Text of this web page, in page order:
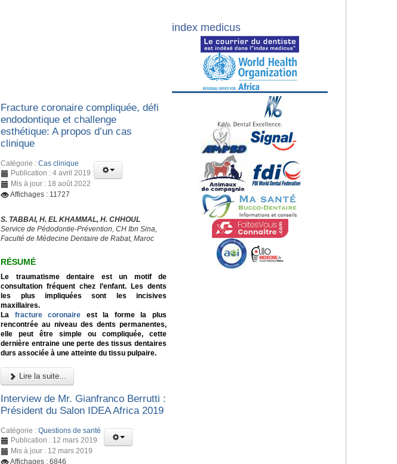
Fracture coronaire compliquée, défi
endodontique et challenge
esthétique: A propos d’un cas
clinique
Catégorie :Cas clinique
Publication : 4 avril 2019
Mis à jour : 18 août 2022
Affichages : 11727
S. TABBAI, H. EL KHAMMAL, H. CHHOUL
Service de Pédodontie-Prévention, CH Ibn Sina,
Faculté de Médecine Dentaire de Rabat, Maroc
RÉSUMÉ
Le traumatisme dentaire est un motif de
consultation fréquent chez l’enfant. Les dents
les plus impliquées sont les incisives
maxillaires.
La fracture coronaire est la forme la plus
rencontrée au niveau des dents permanentes,
elle peut être simple ou compliquée, cette
dernière entraine une perte des tissus dentaires
durs associée à une atteinte du tissu pulpaire.
Lire la suite...
Interview de Mr. Gianfranco Berrutti :
Président du Salon IDEA Africa 2019
Catégorie :Questions de santé
Publication : 12 mars 2019
Mis à jour : 12 mars 2019
Affichages : 6846
index medicus